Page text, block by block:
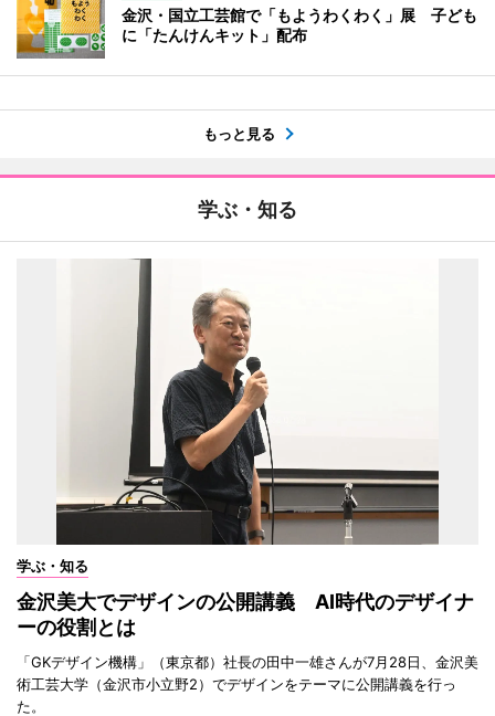
金沢・国立工芸館で「もようわくわく」展 子ども
に「たんけんキット」配布
もっと見る
学ぶ・知る
学ぶ・知る
金沢美大でデザインの公開講義 AI時代のデザイナ
ーの役割とは
「GKデザイン機構」（東京都）社長の田中一雄さんが7月28日、金沢美
術工芸大学（金沢市小立野2）でデザインをテーマに公開講義を行っ
た。